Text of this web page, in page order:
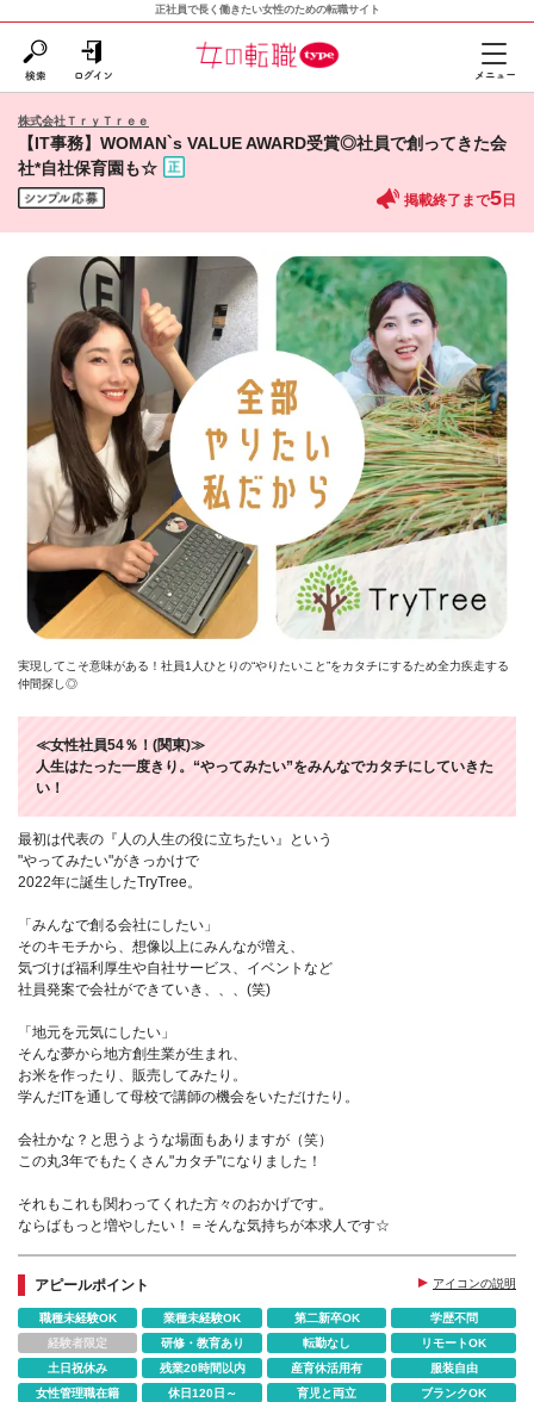
正社員で長く働きたい女性のための転職サイト
株式会社ＴｒｙＴｒｅｅ
【IT事務】WOMAN`s VALUE AWARD受賞◎社員で創ってきた会
社*自社保育園も☆
掲載終了まで5 日
実現してこそ意味がある！社員1人ひとりの“やりたいこと”をカタチにするため全力疾走する
仲間探し◎
≪女性社員54％！(関東)≫
人生はたった一度きり。“やってみたい”をみんなでカタチにしていきた
い！
最初は代表の『人の人生の役に立ちたい』という
"やってみたい"がきっかけで
2022年に誕生したTryTree。
「みんなで創る会社にしたい」
そのキモチから、想像以上にみんなが増え、
気づけば福利厚生や自社サービス、イベントなど
社員発案で会社ができていき、、、(笑)
「地元を元気にしたい」
そんな夢から地方創生業が生まれ、
お米を作ったり、販売してみたり。
学んだITを通して母校で講師の機会をいただけたり。
会社かな？と思うような場面もありますが（笑）
この丸3年でもたくさん"カタチ"になりました！
それもこれも関わってくれた方々のおかげです。
ならばもっと増やしたい！＝そんな気持ちが本求人です☆
アピールポイント アイコンの説明
職種未経験OK 業種未経験OK 第二新卒OK
学歴不問
経験者限定
研修・教育あり 転勤なし
リモートOK
土日祝休み
残業20時間以内 産育休活用有
服装自由
女性管理職在籍
休日120日～ 育児と両立
ブランクOK